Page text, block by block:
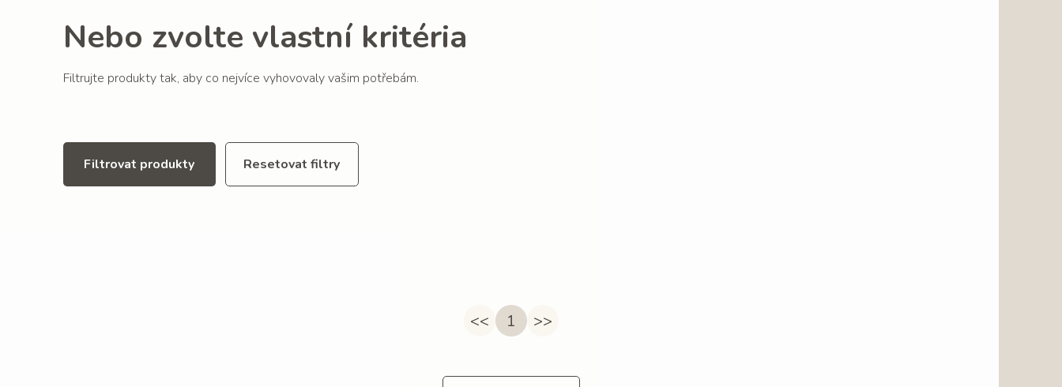
Nebo zvolte vlastní kritéria
Filtrujte produkty tak, aby co nejvíce vyhovovaly vašim potřebám.
Filtrovat produkty Resetovat filtry
<< 1 >>